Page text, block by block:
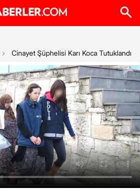
Cinayet Şüphelisi Karı Koca Tutuklandı